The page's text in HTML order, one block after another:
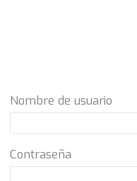
Nombre de usuario
Contraseña